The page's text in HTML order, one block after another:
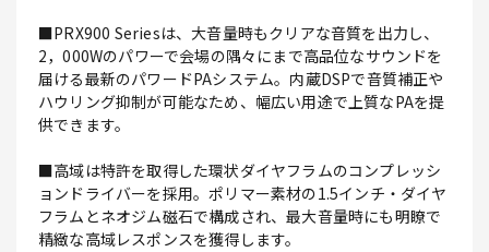
■PRX900 Seriesは、大音量時もクリアな音質を出力し、
2，000Wのパワーで会場の隅々にまで高品位なサウンドを
届ける最新のパワードPAシステム。内蔵DSPで音質補正や
ハウリング抑制が可能なため、幅広い用途で上質なPAを提
供できます。
■高域は特許を取得した環状ダイヤフラムのコンプレッシ
ョンドライバーを採用。ポリマー素材の1.5インチ・ダイヤ
フラムとネオジム磁石で構成され、最大音量時にも明瞭で
精緻な高域レスポンスを獲得します。